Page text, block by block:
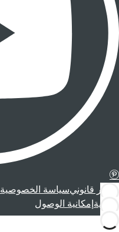
إشعار قانونيسياسة الخصوصية
قانونية إمكانية الوصول